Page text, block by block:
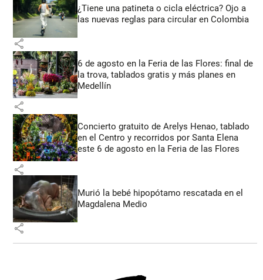
¿Tiene una patineta o cicla eléctrica? Ojo a
las nuevas reglas para circular en Colombia
share
6 de agosto en la Feria de las Flores: final de
la trova, tablados gratis y más planes en
Medellín
share
Concierto gratuito de Arelys Henao, tablado
en el Centro y recorridos por Santa Elena
este 6 de agosto en la Feria de las Flores
share
Murió la bebé hipopótamo rescatada en el
Magdalena Medio
share